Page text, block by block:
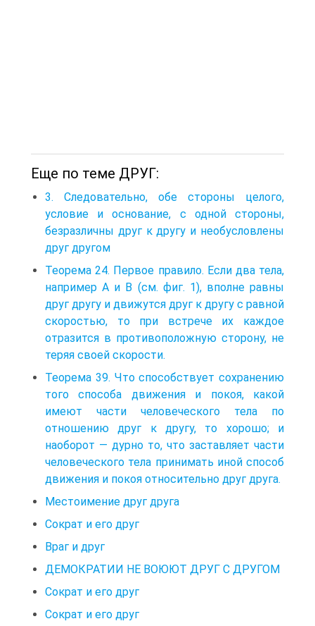
Еще по теме ДРУГ:
3. Следовательно, обе стороны целого,
условие и основание, с одной стороны,
безразличны друг к другу и необусловлены
друг другом
Теорема 24. Первое правило. Если два тела,
например А и В (см. фиг. 1), вполне равны
друг другу и движутся друг к другу с равной
скоростью, то при встрече их каждое
отразится в противоположную сторону, не
теряя своей скорости.
Теорема 39. Что способствует сохранению
того способа движения и покоя, какой
имеют части человеческого тела по
отношению друг к другу, то хорошо; и
наоборот — дурно то, что заставляет части
человеческого тела принимать иной способ
движения и покоя относительно друг друга.
Местоимение друг друга
Сократ и его друг
Враг и друг
ДЕМОКРАТИИ НЕ ВОЮЮТ ДРУГ С ДРУГОМ
Сократ и его друг
Сократ и его друг